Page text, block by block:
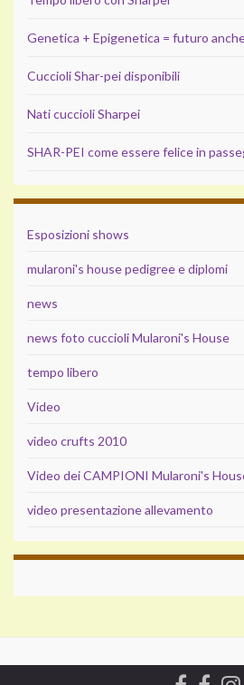
Genetica + Epigenetica = futuro
Cuccioli Shar-pei disponibili
Nati cuccioli Sharpei
SHAR-PEI come essere felice in
Esposizioni shows
mularoni's house pedigree e diplomi
news
news foto cuccioli Mularoni's House
tempo libero
Video
video crufts 2010
Video dei CAMPIONI Mularoni's
video presentazione allevamento